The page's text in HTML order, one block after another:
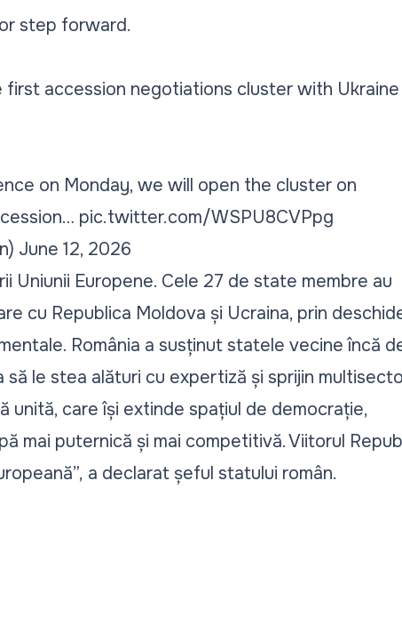
step forward.
accession negotiations cluster with Ukraine
on Monday, we will open the cluster on
pic.twitter.com/WSPU8CVPpg
June 12, 2026
Uniunii Europene. Cele 27 de state membre au
cu Republica Moldova și Ucraina, prin
România a susținut statele vecine încă
le stea alături cu expertiză și sprijin
unită, care își extinde spațiul de democrație,
mai puternică și mai competitivă. Viitorul
a declarat șeful statului român.